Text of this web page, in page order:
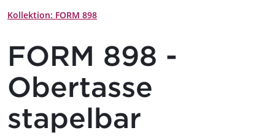
Kollektion: FORM 898
FORM 898 -
Obertasse
stapelbar